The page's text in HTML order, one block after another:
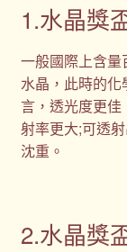
1.水晶獎
一般國際上含
水晶，此時的
言，透光度更
射率更大;可透
沈重。
2.水晶獎